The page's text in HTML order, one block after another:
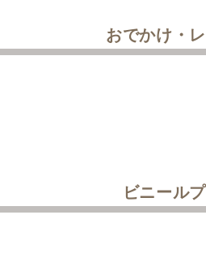
おでかけ・
ビニール